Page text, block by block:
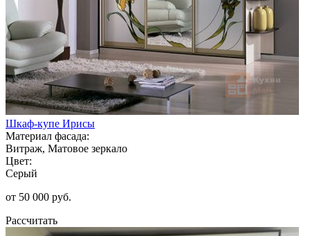
Шкаф-купе Ирисы
Материал фасада:
Витраж, Матовое зеркало
Цвет:
Серый
от 50 000 руб.
Рассчитать